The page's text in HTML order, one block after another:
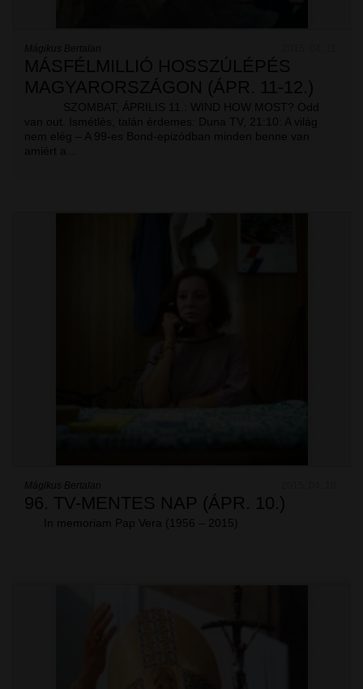
Mágikus Bertalan
MÁSFÉLMILLIÓ HOSSZÚLÉPÉS
MAGYARORSZÁGON (ÁPR. 11-12.)
SZOMBAT, ÁPRILIS 11.: WIND HOW MOST? Odd
van out. Ismétlés, talán érdemes: Duna TV, 21:10: A világ
nem elég – A 99-es Bond-epizódban minden benne van
amiért a…
Mágikus Bertalan
96. TV-MENTES NAP (ÁPR. 10.)
In memoriam Pap Vera (1956 – 2015)